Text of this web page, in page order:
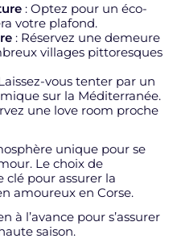
: Optez pour un éco-
votre plafond.
: Réservez une demeure
villages pittoresques
vous tenter par un
sur la Méditerranée.
une love room proche
unique pour se
Le choix de
clé pour assurer la
amoureux en Corse.
à l’avance pour s’assurer
saison.